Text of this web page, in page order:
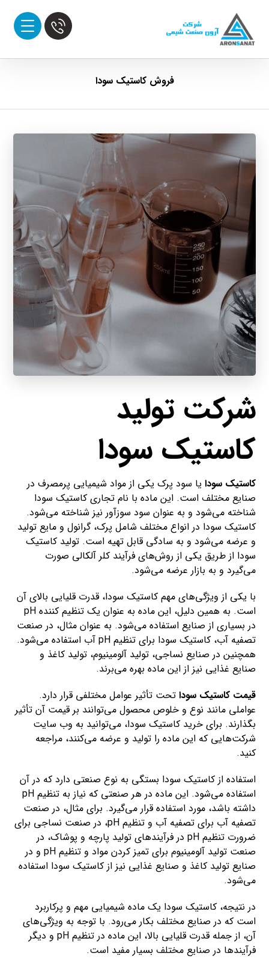
فروش کاستیک سودا
شرکت تولید
کاستیک سودا
کاستیک سودا یا سود پرک یکی از مواد شیمیایی پرمصرف در
صنایع مختلف است. این ماده با نام تجاری کاستیک سودا
شناخته می‌شود و به عنوان سود سوزآور نیز شناخته می‌شود.
کاستیک سودا در انواع مختلف شامل پرک، گرانول و مایع تولید
و عرضه می‌شود و به سادگی قابل تهیه است. تولید کاستیک
سودا از طریق یکی از روش‌های فرآیند کلر آلکالی صورت
می‌گیرد و به بازار عرضه می‌شود.
با یکی از ویژگی‌های مهم کاستیک سودا، قدرت قلیایی بالای آن
است. به همین دلیل، این ماده به عنوان یک تنظیم کننده pH
در بسیاری از صنایع استفاده می‌شود. به عنوان مثال، در صنعت
تصفیه آب، کاستیک سودا برای تنظیم pH آب استفاده می‌شود.
همچنین در صنایع نساجی، تولید آلومینیوم، تولید کاغذ و
صنایع غذایی نیز از این ماده بهره می‌برند.
قیمت کاستیک سودا تحت تأثیر عوامل مختلفی قرار دارد.
عواملی مانند نوع و خلوص محصول می‌توانند بر قیمت آن تأثیر
بگذارند. برای خرید کاستیک سودا، می‌توانید به وب سایت
شرکت‌هایی که این ماده را تولید و عرضه می‌کنند، مراجعه
کنید.
استفاده از کاستیک سودا بستگی به نوع صنعتی دارد که در آن
استفاده می‌شود. این ماده در هر صنعتی که نیاز به تنظیم pH
داشته باشد، مورد استفاده قرار می‌گیرد. برای مثال، در صنعت
تصفیه آب برای تصفیه آب و تنظیم pH، در صنعت نساجی برای
ضرورت تنظیم pH در فرآیندهای تولید پارچه و پوشاک، در
صنعت تولید آلومینیوم برای تمیز کردن مواد و تنظیم pH و در
صنایع تولید کاغذ و صنایع غذایی نیز از کاستیک سودا استفاده
می‌شود.
در نتیجه، کاستیک سودا یک ماده شیمیایی مهم و پرکاربرد
است که در صنایع مختلف بکار می‌رود. با توجه به ویژگی‌های
آن، از جمله قدرت قلیایی بالا، این ماده در تنظیم pH و دیگر
فرآیندها در صنایع مختلف بسیار مفید است.